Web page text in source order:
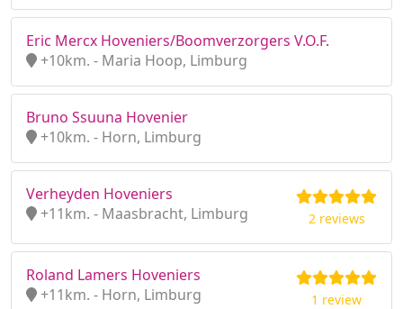
Eric Mercx Hoveniers/Boomverzorgers V.O.F.
+10km. - Maria Hoop, Limburg
Bruno Ssuuna Hovenier
+10km. - Horn, Limburg
Verheyden Hoveniers
+11km. - Maasbracht, Limburg
2 reviews
Roland Lamers Hoveniers
+11km. - Horn, Limburg
1 review